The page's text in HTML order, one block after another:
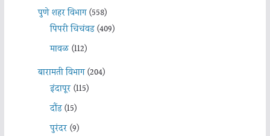
पुणे शहर विभाग(558)
पिंपरी चिचंवड(409)
मावळ(112)
बारामती विभाग(204)
इंदापूर(115)
दौंड(15)
पुरंदर(9)